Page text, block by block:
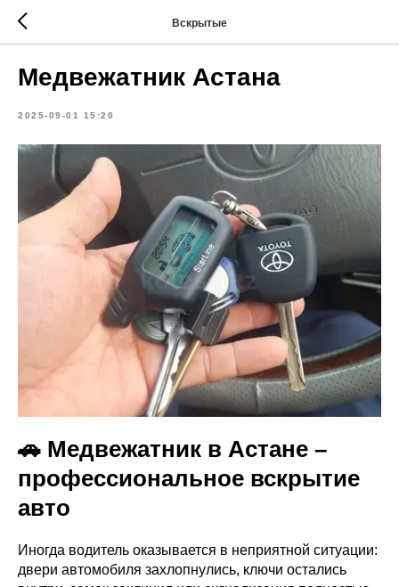
Вскрытые
Медвежатник Астана
2025-09-01 15:20
🚗 Медвежатник в Астане –
профессиональное вскрытие
авто
Иногда водитель оказывается в неприятной ситуации:
двери автомобиля захлопнулись, ключи остались